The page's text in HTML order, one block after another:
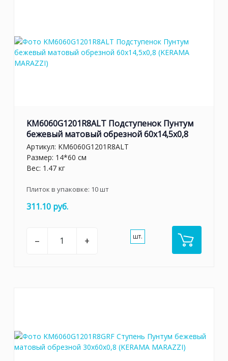
KM6060G1201R8ALT Подступенок Пунтум
бежевый матовый обрезной 60x14,5x0,8
Артикул: KM6060G1201R8ALT
Размер: 14*60 см
Вес: 1.47 кг
Плиток в упаковке: 10шт
311.10 руб.
– + шт.